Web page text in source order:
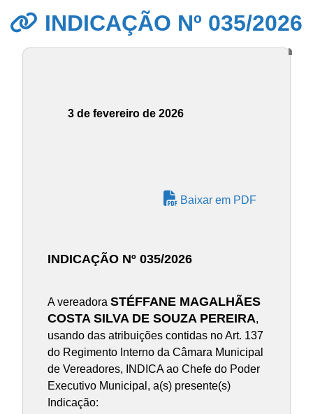
INDICAÇÃO Nº 035/2026
3 de fevereiro de 2026
Baixar em PDF
INDICAÇÃO Nº 035/2026
A vereadoraSTÉFFANE MAGALHÃES
COSTA SILVA DE SOUZA PEREIRA,
usando das atribuições contidas no Art. 137
do Regimento Interno da Câmara Municipal
de Vereadores, INDICA ao Chefe do Poder
Executivo Municipal, a(s) presente(s)
Indicação: